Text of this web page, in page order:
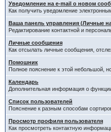
Уведомление на е-mail о новом
Как получить уведомление
Ваша панель управления (Личные
Редактирование контактной и
Личные сообщения
Как отсылать личные сообщения,
Помошник
Полное пояснение к этой небольшой,
Календарь
Дополнительная информация о
Список пользователей
Пояснение к разным способам
Просмотр профиля пользователя
Как просмотреть контактную